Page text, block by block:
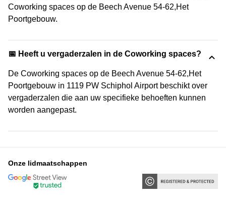
Coworking spaces op de Beech Avenue 54-62,Het
Poortgebouw.
📅 Heeft u vergaderzalen in de Coworking spaces?
De Coworking spaces op de Beech Avenue 54-62,Het
Poortgebouw in 1119 PW Schiphol Airport beschikt over
vergaderzalen die aan uw specifieke behoeften kunnen
worden aangepast.
Onze lidmaatschappen